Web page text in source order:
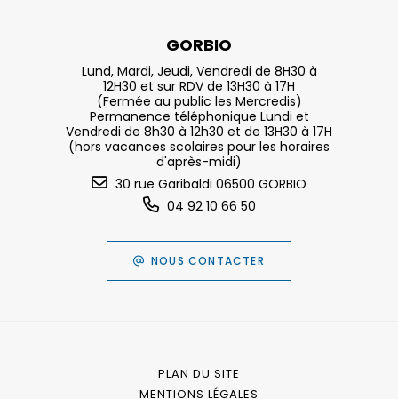
GORBIO
Lund, Mardi, Jeudi, Vendredi de 8H30 à
12H30 et sur RDV de 13H30 à 17H
(Fermée au public les Mercredis)
Permanence téléphonique Lundi et
Vendredi de 8h30 à 12h30 et de 13H30 à 17H
(hors vacances scolaires pour les horaires
d'après-midi)
30 rue Garibaldi 06500 GORBIO
04 92 10 66 50
NOUS CONTACTER
PLAN DU SITE
MENTIONS LÉGALES